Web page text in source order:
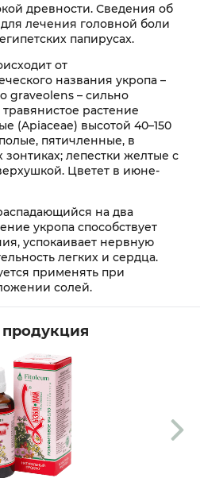
древности. Сведения об
лечения головной боли
папирусах.
от
названия укропа –
graveolens – сильно
растение
(Apiaceae) высотой 40–150
пятичленные, в
лепестки желтые с
Цветет в июне-
на два
укропа способствует
успокаивает нервную
легких и сердца.
применять при
солей.